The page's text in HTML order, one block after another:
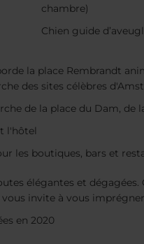
chambre)
Chien guide
la place Rembrandt
des sites célèbres
de la place du Dam, de
l'hôtel
les boutiques, bars et
élégantes et
invite à vous
en 2020